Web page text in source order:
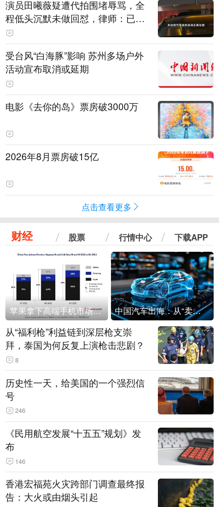
演员田曦薇疑遭代拍围堵辱骂，全
程低头沉默未做回怼，律师：已超
出公众人物应容忍的合理界限
受台风“白海豚”影响 苏州多场户外
活动宣布取消或延期
电影《去你的岛》票房破3000万
2026年8月票房破15亿
点击查看更多
财经 股票 行情中心 下载APP
苹果拿下高端手机市场65%的份额：iPhone 17系列功不可没 中国汽车出海：从“卖出去”到“走进去”
从“福利枪”利益链到深层枪支崇
拜，泰国为何反复上演枪击悲剧？
8
历史性一天，给美国的一个强烈信
号
246
《民用航空发展“十五五”规划》发
布
146
香港宏福苑火灾跨部门调查最终报
告：大火或由烟头引起